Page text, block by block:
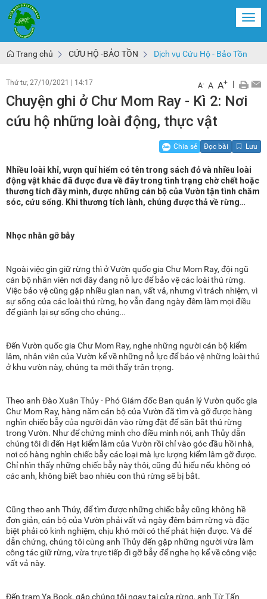
Trang chủ CỨU HỘ -BẢO TỒN Dịch vụ Cứu Hộ - Bảo Tồn
Thứ tư, 27/10/2021 14:17 A- A A+ |
Chuyện ghi ở Chư Mom Ray - Kì 2: Nơi
cứu hộ những loài động, thực vật
Chia sẻ Đọc bài Lưu
Nhiều loài khỉ, vượn quí hiếm có tên trong sách đỏ và nhiều loài
động vật khác đã được đưa về đây trong tình trạng chờ chết hoặc
thương tích đầy mình, được những cán bộ của Vườn tận tình chăm
sóc, cứu sống. Khi thương tích lành, chúng được thả về rừng…
Nhọc nhằn gỡ bẫy
Ngoài việc gìn giữ rừng thì ở Vườn quốc gia Chư Mom Ray, đội ngũ
cán bộ nhân viên nơi đây đang nỗ lực để bảo vệ các loài thú rừng.
Việc bảo vệ cũng gặp nhiều gian nan, vất vả, nhưng vì trách nhiệm, vì
sự sống của các loài thú rừng, họ vẫn đang ngày đêm làm mọi điều
để giành lại sự sống cho chúng…
Đến Vườn quốc gia Chư Mom Ray, nghe những người cán bộ kiểm
lâm, nhân viên của Vườn kể về những nỗ lực để bảo vệ những loài thú
ở khu vườn này, chúng ta mới thấy trân trọng.
Theo anh Đào Xuân Thủy - Phó Giám đốc Ban quản lý Vườn quốc gia
Chư Mom Ray, hàng năm cán bộ của Vườn đã tìm và gỡ được hàng
nghìn chiếc bẫy của người dân vào rừng đặt để săn bắt thú rừng
trong Vườn. Như để chứng minh cho điều mình nói, anh Thủy dẫn
chúng tôi đi đến Hạt kiểm lâm của Vườn rồi chỉ vào góc đầu hồi nhà,
nơi có hàng nghìn chiếc bẫy các loại mà lực lượng kiểm lâm gỡ được.
Chỉ nhìn thấy những chiếc bẫy này thôi, cũng đủ hiểu nếu không có
các anh, không biết bao nhiêu con thú rừng sẽ bị bắt.
Cũng theo anh Thủy, để tìm được những chiếc bẫy cũng không hề
đơn giản, cán bộ của Vườn phải vất vả ngày đêm bám rừng và đặc
biệt phải có kinh nghiệm, chịu khó mới có thể phát hiện được. Và để
dẫn chứng, chúng tôi cùng anh Thủy đến gặp những người vừa làm
công tác giữ rừng, vừa trực tiếp đi gỡ bẫy để nghe họ kể về công việc
vất vả này.
Đến trạm Ya Book, gặp chúng tôi ngay tại cửa rừng, anh Từ Tấn